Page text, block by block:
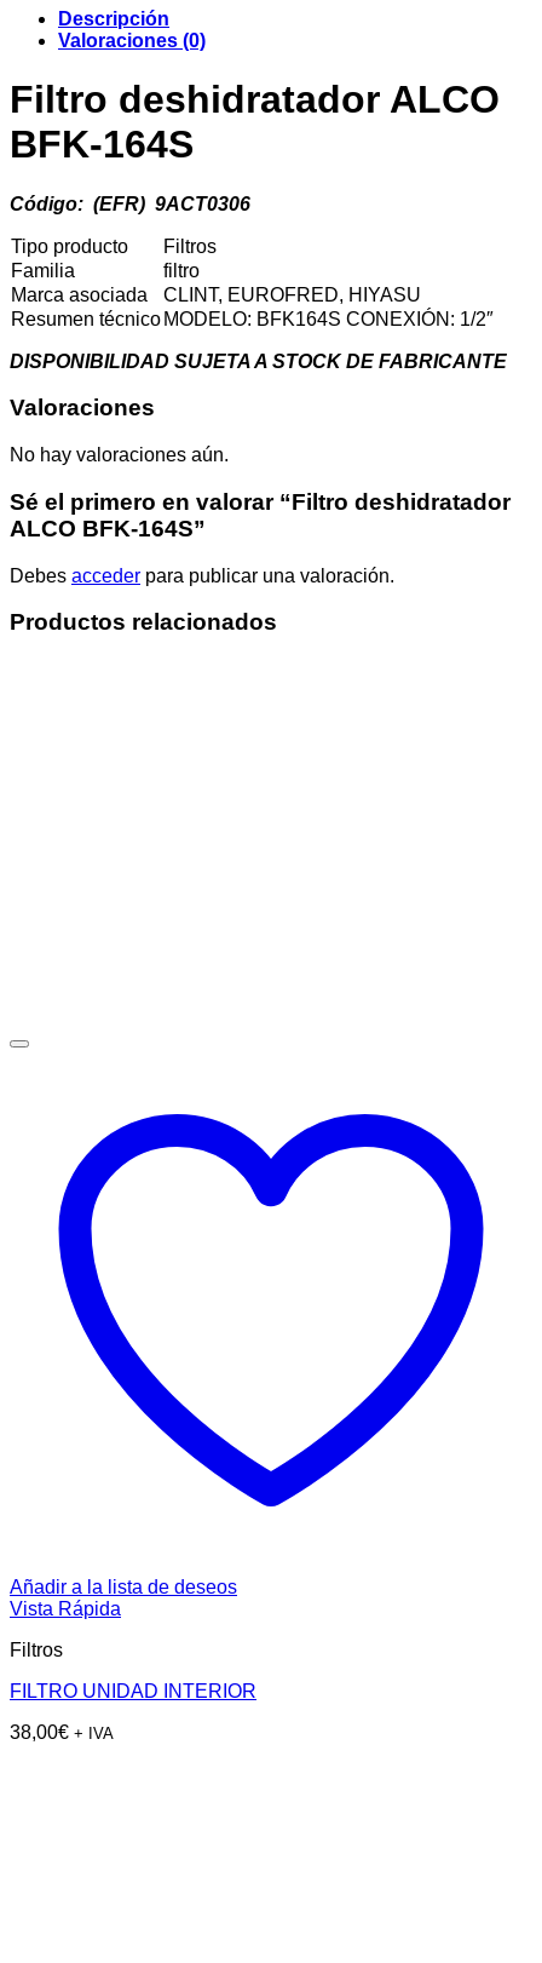
164S
cantidad
Descripción
Valoraciones (0)
Filtro deshidratador ALCO
BFK-164S
Código: (EFR) 9ACT0306
Tipo producto
Filtros
Familia
filtro
Marca asociada
CLINT, EUROFRED, HIYASU
Resumen técnico MODELO: BFK164S CONEXIÓN: 1/2″
DISPONIBILIDAD SUJETA A STOCK DE FABRICANTE
Valoraciones
No hay valoraciones aún.
Sé el primero en valorar “Filtro deshidratador
ALCO BFK-164S”
Debes acceder para publicar una valoración.
Productos relacionados
Añadir a la lista de deseos
Vista Rápida
Filtros
FILTRO UNIDAD INTERIOR
38,00€ + IVA